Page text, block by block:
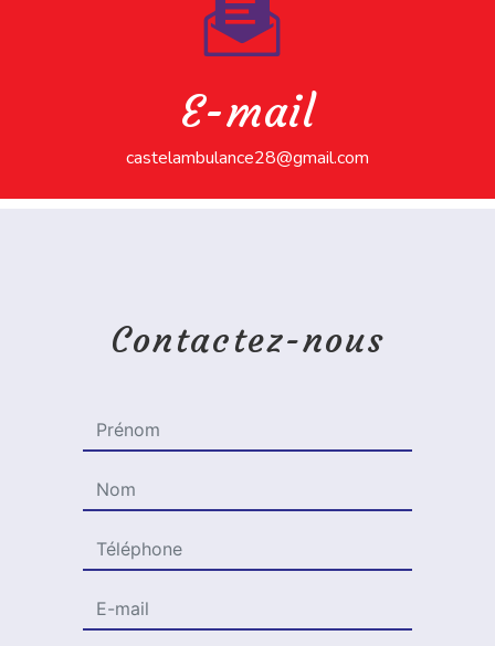
E-mail
castelambulance28@gmail.com
Contactez-nous